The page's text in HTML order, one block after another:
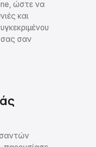
ώστε να
και
σας σαν